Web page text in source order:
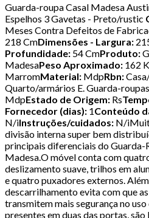
Guarda-roupa Casal Madesa
Espelhos 3 Gavetas - Preto/rustic
Meses Contra Defeitos de
218 CmDimensões - Largura:
Profundidade: 54 CmProduto:
MadesaPeso Aproximado: 162
MarromMaterial: MdpRbn:
Quarto/armários E. Guarda-roupas
MdpEstado de Origem: Rs
Fornecedor (dias): 1Conteúdo
N/iInstruções/cuidados: N/
divisão interna super bem
principais diferenciais do Guarda-
Madesa.O móvel conta com
deslizamento suave, trilhos em
e quatro puxadores externos.
descarrilhamento evita com que
transmitem mais segurança no
presentes em duas das portas,